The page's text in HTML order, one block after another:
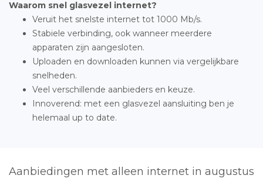
Waarom snel glasvezel internet?
Veruit het snelste internet tot 1000 Mb/s.
Stabiele verbinding, ook wanneer meerdere
apparaten zijn aangesloten.
Uploaden en downloaden kunnen via vergelijkbare
snelheden.
Veel verschillende aanbieders en keuze.
Innoverend: met een glasvezel aansluiting ben je
helemaal up to date.
Aanbiedingen met alleen internet in augustus